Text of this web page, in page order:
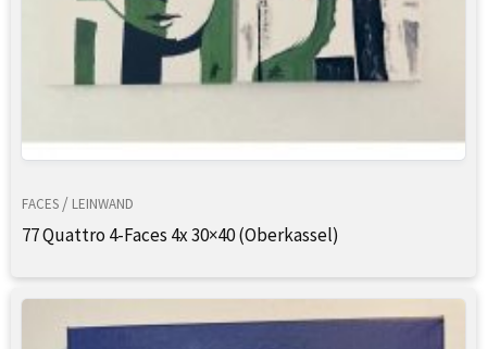
FACES / LEINWAND
77 Quattro 4-Faces 4x 30×40 (Oberkassel)